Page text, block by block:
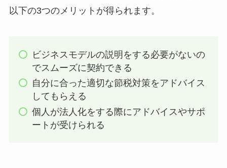
以下の3つのメリットが得られます。
ビジネスモデルの説明をする必要がないの
でスムーズに契約できる
自分に合った適切な節税対策をアドバイス
してもらえる
個人が法人化をする際にアドバイスやサポ
ートが受けられる